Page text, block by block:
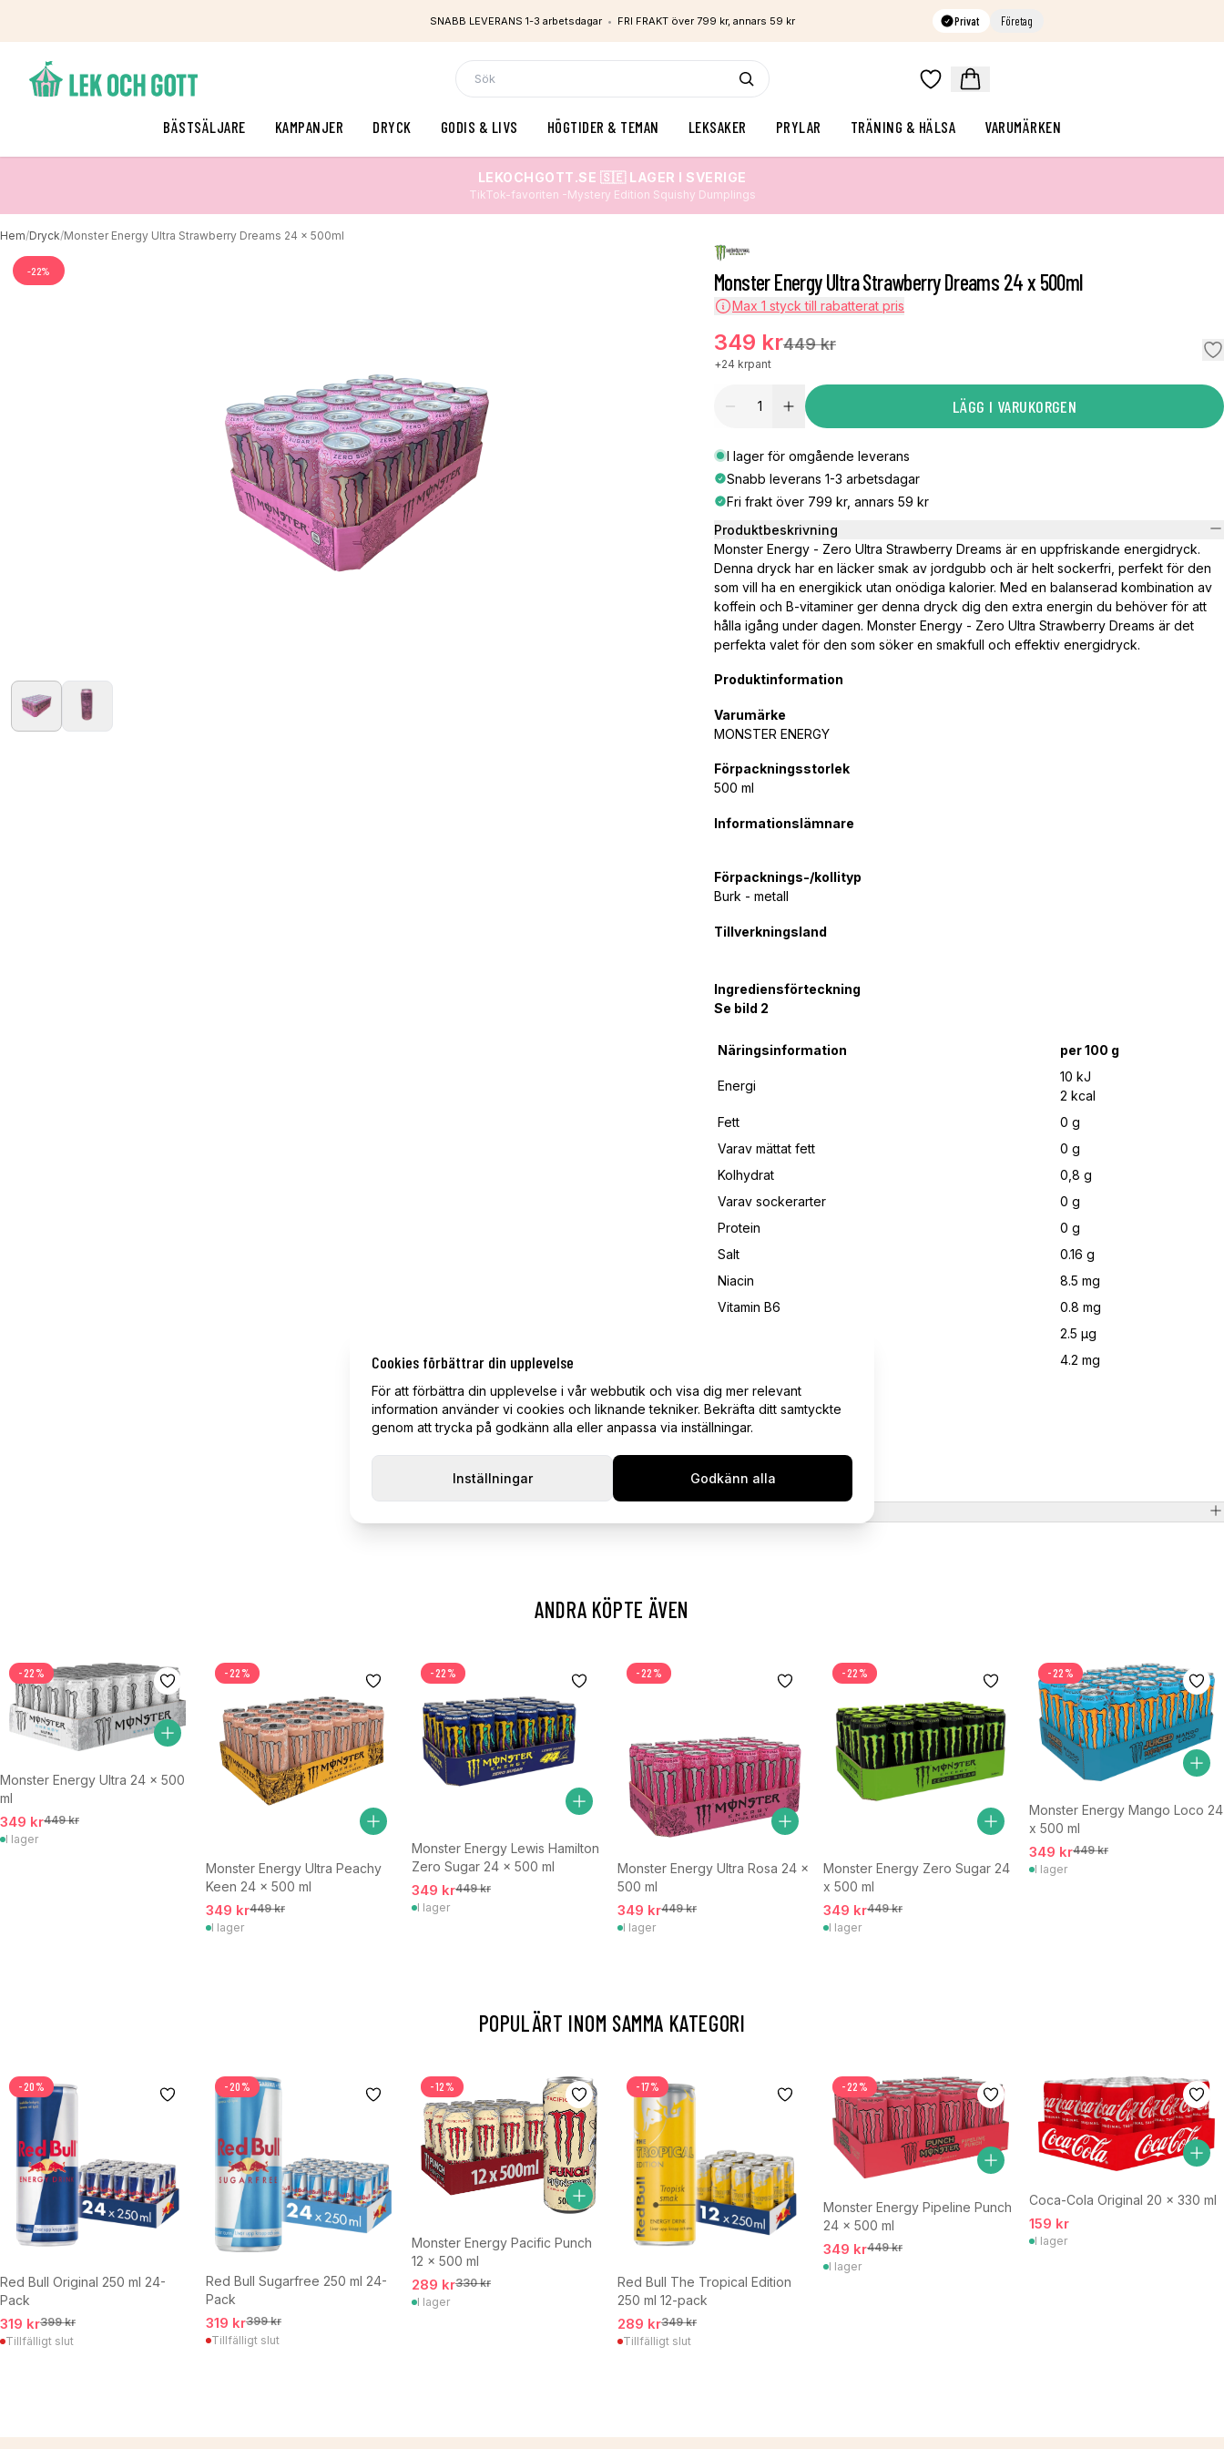
Cookies förbättrar din upplevelse
För att förbättra din upplevelse i vår webbutik och visa dig mer relevant
information använder vi cookies och liknande tekniker. Bekräfta ditt samtyckte
genom att trycka på godkänn alla eller anpassa via inställningar.
Inställningar Godkänn alla
SNABB LEVERANS 1-3 arbetsdagar • FRI FRAKT över 799 kr, annars 59 kr Privat Företag
BÄSTSÄLJARE KAMPANJER DRYCK GODIS & LIVS HÖGTIDER & TEMAN LEKSAKER PRYLAR TRÄNING & HÄLSA VARUMÄRKEN
LEKOCHGOTT.SE 🇸🇪 LAGER I SVERIGE
TikTok-favoriten -Mystery Edition Squishy Dumplings
Hem/Dryck/Monster Energy Ultra Strawberry Dreams 24 x 500ml
-22% Monster Energy Ultra Strawberry Dreams 24 x 500ml
Max 1 styck till rabatterat pris
349 kr449 kr
+24 krpant
LÄGG I VARUKORGEN
I lager för omgående leverans
Snabb leverans 1-3 arbetsdagar
Fri frakt över 799 kr, annars 59 kr
Produktbeskrivning
Monster Energy - Zero Ultra Strawberry Dreams är en uppfriskande energidryck.
Denna dryck har en läcker smak av jordgubb och är helt sockerfri, perfekt för den
som vill ha en energikick utan onödiga kalorier. Med en balanserad kombination av
koffein och B-vitaminer ger denna dryck dig den extra energin du behöver för att
hålla igång under dagen. Monster Energy - Zero Ultra Strawberry Dreams är det
perfekta valet för den som söker en smakfull och effektiv energidryck.
Produktinformation
Varumärke
MONSTER ENERGY
Förpackningsstorlek
500 ml
Informationslämnare
Förpacknings-/kollityp
Burk - metall
Tillverkningsland
Ingrediensförteckning
Se bild 2
Näringsinformation per 100 g
Energi
10 kJ
2 kcal
Fett
0 g
Varav mättat fett
0 g
Kolhydrat
0,8 g
Varav sockerarter
0 g
Protein
0 g
Salt
0.16 g
Niacin
8.5 mg
Vitamin B6
0.8 mg
2.5 μg
4.2 mg
Förvaring
Maximum temperatur
25 Celsius
Minimum temperatur
4 Celsius
ANDRA KÖPTE ÄVEN
-22%
Monster Energy Ultra 24 x 500
ml
349 kr449 kr
I lager
-22%
Monster Energy Ultra Peachy
Keen 24 x 500 ml
349 kr449 kr
I lager
-22%
Monster Energy Lewis Hamilton
Zero Sugar 24 x 500 ml
349 kr449 kr
I lager
-22%
Monster Energy Ultra Rosa 24 x
500 ml
349 kr449 kr
I lager
-22%
Monster Energy Zero Sugar 24
x 500 ml
349 kr449 kr
I lager
-22%
Monster Energy Mango Loco 24
x 500 ml
349 kr449 kr
I lager
POPULÄRT INOM SAMMA KATEGORI
-20%
Red Bull Original 250 ml 24-
Pack
319 kr399 kr
Tillfälligt slut
-20%
Red Bull Sugarfree 250 ml 24-
Pack
319 kr399 kr
Tillfälligt slut
-12%
Monster Energy Pacific Punch
12 x 500 ml
289 kr330 kr
I lager
-17%
Red Bull The Tropical Edition
250 ml 12-pack
289 kr349 kr
Tillfälligt slut
-22%
Monster Energy Pipeline Punch
24 x 500 ml
349 kr449 kr
I lager
Coca-Cola Original 20 x 330 ml
159 kr
I lager